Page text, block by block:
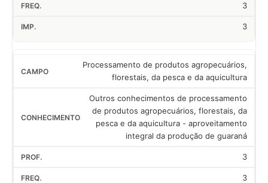
3
3
Processamento de produtos agropecuários,
florestais, da pesca e da aquicultura
Outros conhecimentos de processamento
de produtos agropecuários, florestais, da
pesca e da aquicultura - aproveitamento
integral da produção de guaraná
3
3